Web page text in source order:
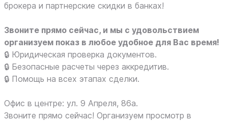
брокера и партнерские скидки в банках!
Звоните прямо сейчас, и мы с удовольствием
организуем показ в любое удобное для Вас время!
🔒 Юридическая проверка документов.
🔒 Безопасные расчеты через аккредитив.
🔒 Помощь на всех этапах сделки.
Офис в центре: ул. 9 Апреля, 86а.
Звоните прямо сейчас! Организуем просмотр в